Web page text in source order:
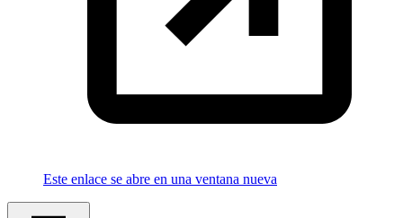
Este enlace se abre en una ventana nueva